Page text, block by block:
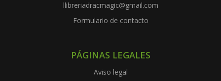
llibreriadracmagic@gmail.com
Formulario de contacto
PÁGINAS LEGALES
Aviso legal